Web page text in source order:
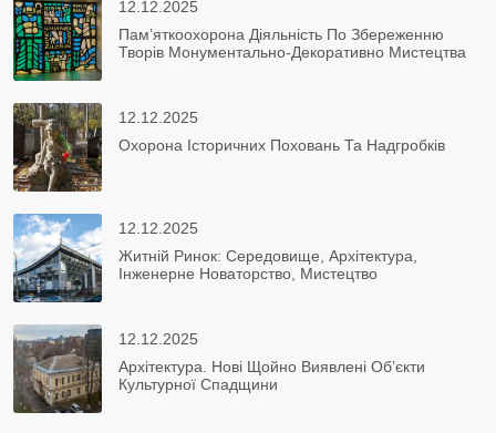
12.12.2025
Пам’яткоохорона Діяльність По Збереженню
Творів Монументально-Декоративно Мистецтва
12.12.2025
Охорона Історичних Поховань Та Надгробків
12.12.2025
Житній Ринок: Середовище, Архітектура,
Інженерне Новаторство, Мистецтво
12.12.2025
Архітектура. Нові Щойно Виявлені Об’єкти
Культурної Спадщини